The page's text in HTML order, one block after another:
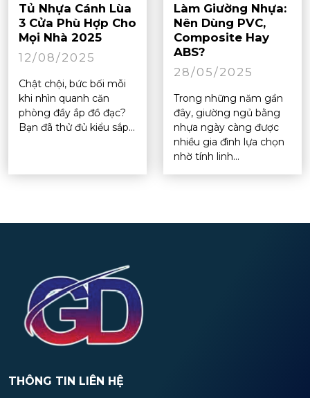
Tủ Nhựa Cánh Lùa
3 Cửa Phù Hợp Cho
Mọi Nhà 2025
12/08/2025
Chật chội, bức bối mỗi
khi nhìn quanh căn
phòng đầy ắp đồ đạc?
Bạn đã thử đủ kiểu sắp...
Làm Giường Nhựa:
Nên Dùng PVC,
Composite Hay
ABS?
28/05/2025
Trong những năm gần
đây, giường ngủ bằng
nhựa ngày càng được
nhiều gia đình lựa chọn
nhờ tính linh...
THÔNG TIN LIÊN HỆ